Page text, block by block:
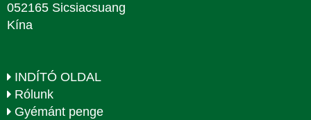
052165 Sicsiacsuang
Kína
INDÍTÓ OLDAL
Rólunk
Gyémánt penge